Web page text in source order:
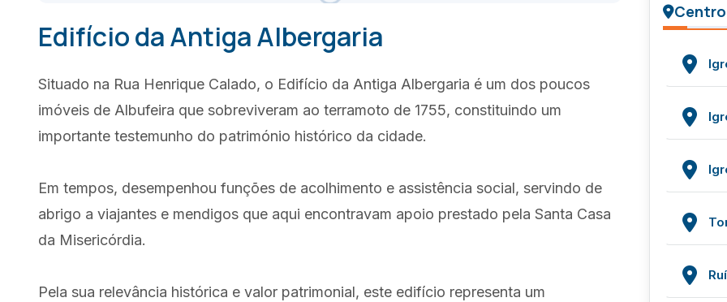
Edifício da Antiga Albergaria
Situado na Rua Henrique Calado, o Edifício da Antiga Albergaria é um dos poucos
imóveis de Albufeira que sobreviveram ao terramoto de 1755, constituindo um
importante testemunho do património histórico da cidade.
Em tempos, desempenhou funções de acolhimento e assistência social, servindo de
abrigo a viajantes e mendigos que aqui encontravam apoio prestado pela Santa Casa
da Misericórdia.
Pela sua relevância histórica e valor patrimonial, este edifício representa um